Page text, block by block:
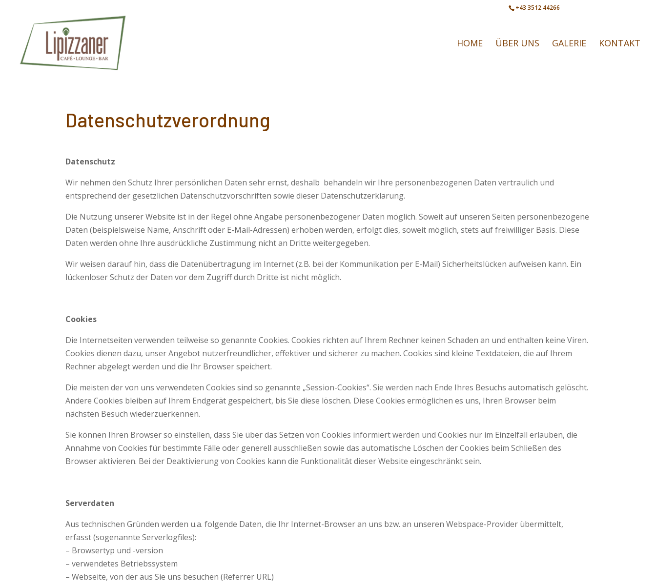
+43 3512 44266
HOME ÜBER UNS GALERIE KONTAKT
Datenschutzverordnung
Datenschutz
Wir nehmen den Schutz Ihrer persönlichen Daten sehr ernst, deshalb behandeln wir Ihre personenbezogenen Daten vertraulich und
entsprechend der gesetzlichen Datenschutzvorschriften sowie dieser Datenschutzerklärung.
Die Nutzung unserer Website ist in der Regel ohne Angabe personenbezogener Daten möglich. Soweit auf unseren Seiten personenbezogene
Daten (beispielsweise Name, Anschrift oder E-Mail-Adressen) erhoben werden, erfolgt dies, soweit möglich, stets auf freiwilliger Basis. Diese
Daten werden ohne Ihre ausdrückliche Zustimmung nicht an Dritte weitergegeben.
Wir weisen darauf hin, dass die Datenübertragung im Internet (z.B. bei der Kommunikation per E-Mail) Sicherheitslücken aufweisen kann. Ein
lückenloser Schutz der Daten vor dem Zugriff durch Dritte ist nicht möglich.
Cookies
Die Internetseiten verwenden teilweise so genannte Cookies. Cookies richten auf Ihrem Rechner keinen Schaden an und enthalten keine Viren.
Cookies dienen dazu, unser Angebot nutzerfreundlicher, effektiver und sicherer zu machen. Cookies sind kleine Textdateien, die auf Ihrem
Rechner abgelegt werden und die Ihr Browser speichert.
Die meisten der von uns verwendeten Cookies sind so genannte „Session-Cookies“. Sie werden nach Ende Ihres Besuchs automatisch gelöscht.
Andere Cookies bleiben auf Ihrem Endgerät gespeichert, bis Sie diese löschen. Diese Cookies ermöglichen es uns, Ihren Browser beim
nächsten Besuch wiederzuerkennen.
Sie können Ihren Browser so einstellen, dass Sie über das Setzen von Cookies informiert werden und Cookies nur im Einzelfall erlauben, die
Annahme von Cookies für bestimmte Fälle oder generell ausschließen sowie das automatische Löschen der Cookies beim Schließen des
Browser aktivieren. Bei der Deaktivierung von Cookies kann die Funktionalität dieser Website eingeschränkt sein.
Serverdaten
Aus technischen Gründen werden u.a. folgende Daten, die Ihr Internet-Browser an uns bzw. an unseren Webspace-Provider übermittelt,
erfasst (sogenannte Serverlogfiles):
– Browsertyp und -version
– verwendetes Betriebssystem
– Webseite, von der aus Sie uns besuchen (Referrer URL)